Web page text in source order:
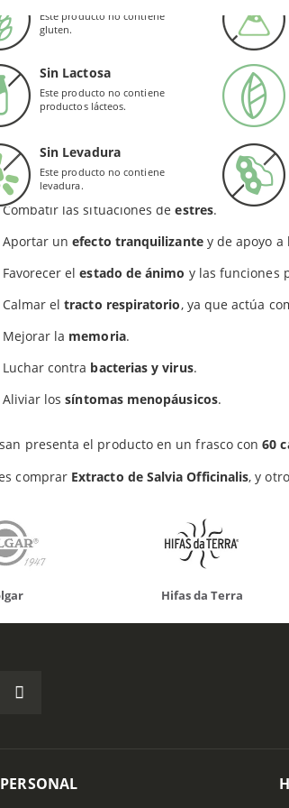
: 4-6% de aceites esenciales y
gracias a su doble estandarización, se
actúa como antioxidante y es un aliado
QUÉ SIRVE?
es un complemento alimenticio que
Por otra parte, Extracto de Salvia
Combatir las situaciones deestrés.
Aportar unefecto tranquilizantey de apoyo a
Favorecer elestado de ánimo y las funciones
Calmar eltracto respiratorio, ya que actúa
Mejorar la memoria.
Luchar contra bacterias y virus.
Aliviar lossíntomas menopáusicos.
presenta el producto en un frasco con60
comprar Extracto de Salvia Officinalis, y
Este producto no contiene
gluten.
Sin Lactosa
Este producto no contiene
productos lácteos.
Sin Levadura
Este producto no contiene
levadura.
Terra Nutergia